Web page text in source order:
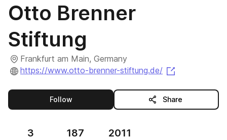
Otto Brenner
Stiftung
Frankfurt am Main, Germany
https://www.otto-brenner-stiftung.de/
Followthis publisher Share
3 187 2011